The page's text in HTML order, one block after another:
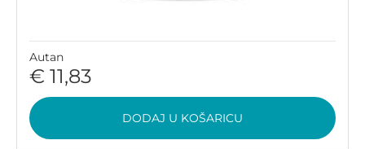
Autan
€ 11,83
DODAJ U KOŠARICU